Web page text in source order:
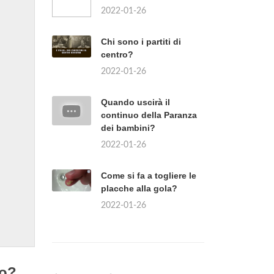
2022-01-26
Chi sono i partiti di
centro?
2022-01-26
Quando uscirà il
continuo della Paranza
dei bambini?
2022-01-26
Come si fa a togliere le
placche alla gola?
2022-01-26